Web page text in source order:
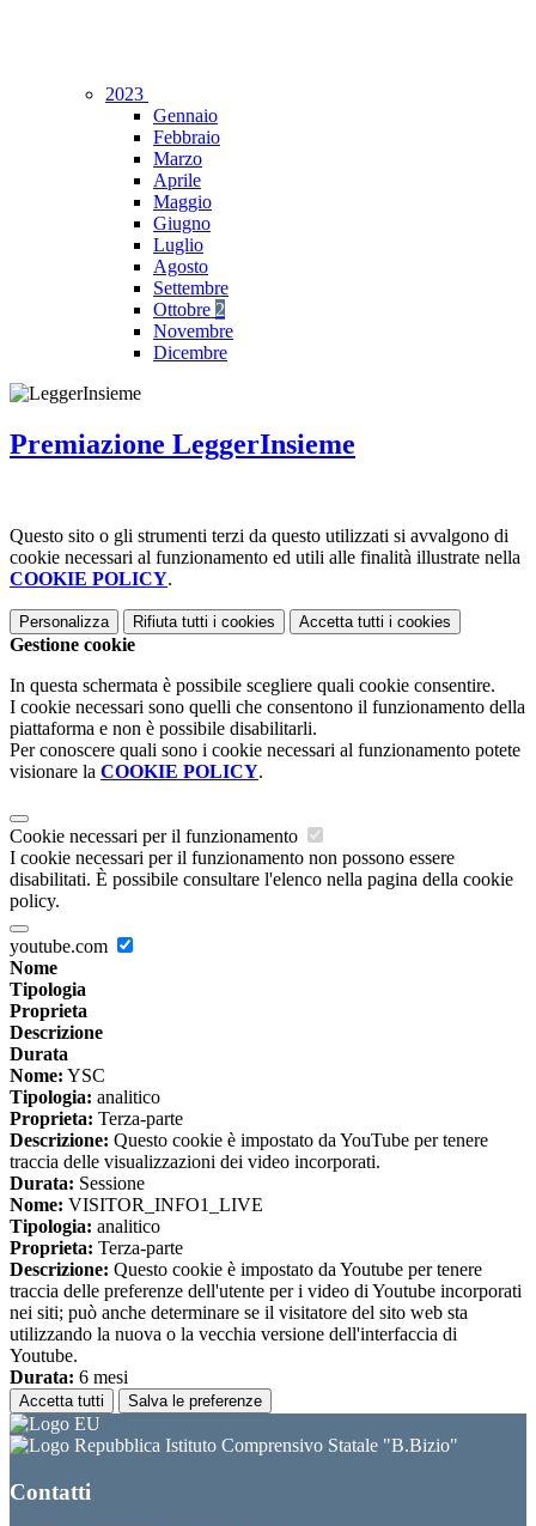
2023
Gennaio
Febbraio
Marzo
Aprile
Maggio
Giugno
Luglio
Agosto
Settembre
Ottobre 2
Novembre
Dicembre
Premiazione LeggerInsieme
Questo sito o gli strumenti terzi da questo utilizzati si avvalgono di
cookie necessari al funzionamento ed utili alle finalità illustrate nella
COOKIE POLICY.
Personalizza Rifiuta tutti i cookies Accetta tutti i cookies
Gestione cookie
In questa schermata è possibile scegliere quali cookie consentire.
I cookie necessari sono quelli che consentono il funzionamento della
piattaforma e non è possibile disabilitarli.
Per conoscere quali sono i cookie necessari al funzionamento potete
visionare la COOKIE POLICY.
Cookie necessari per il funzionamento
I cookie necessari per il funzionamento non possono essere
disabilitati. È possibile consultare l'elenco nella pagina della cookie
policy.
youtube.com
Nome
Tipologia
Proprieta
Descrizione
Durata
Nome: YSC
Tipologia: analitico
Proprieta: Terza-parte
Descrizione: Questo cookie è impostato da YouTube per tenere
traccia delle visualizzazioni dei video incorporati.
Durata: Sessione
Nome: VISITOR_INFO1_LIVE
Tipologia: analitico
Proprieta: Terza-parte
Descrizione: Questo cookie è impostato da Youtube per tenere
traccia delle preferenze dell'utente per i video di Youtube incorporati
nei siti; può anche determinare se il visitatore del sito web sta
utilizzando la nuova o la vecchia versione dell'interfaccia di
Youtube.
Durata: 6 mesi
Accetta tutti Salva le preferenze
Istituto Comprensivo Statale "B.Bizio"
Contatti